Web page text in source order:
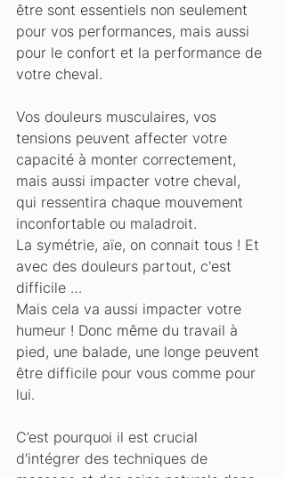
être sont essentiels non seulement
pour vos performances, mais aussi
pour le confort et la performance de
votre cheval.
Vos douleurs musculaires, vos
tensions peuvent affecter votre
capacité à monter correctement,
mais aussi impacter votre cheval,
qui ressentira chaque mouvement
inconfortable ou maladroit.
La symétrie, aïe, on connait tous ! Et
avec des douleurs partout, c'est
difficile …
Mais cela va aussi impacter votre
humeur ! Donc même du travail à
pied, une balade, une longe peuvent
être difficile pour vous comme pour
lui.
C’est pourquoi il est crucial
d'intégrer des techniques de